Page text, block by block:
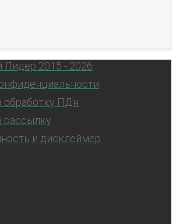
2015 - 2026
обработку ПДн
рассылку
и дисклеймер